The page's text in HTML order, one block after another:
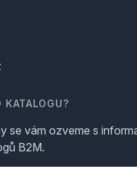
KATALOGU?
se vám ozveme s
B2M.